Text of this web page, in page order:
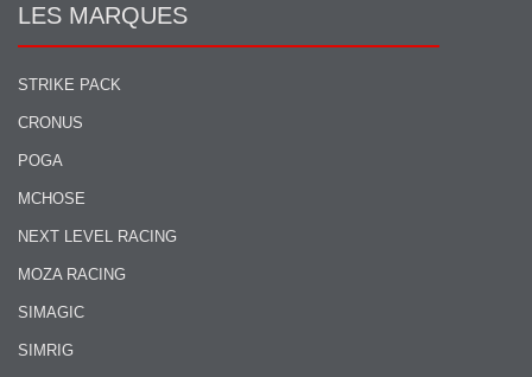
LES MARQUES
STRIKE PACK
CRONUS
POGA
MCHOSE
NEXT LEVEL RACING
MOZA RACING
SIMAGIC
SIMRIG